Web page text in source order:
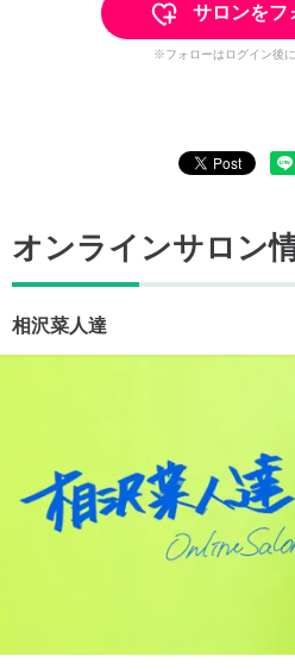
サロンをフ
※フォローはログイン後に
オンラインサロン
相沢菜人達